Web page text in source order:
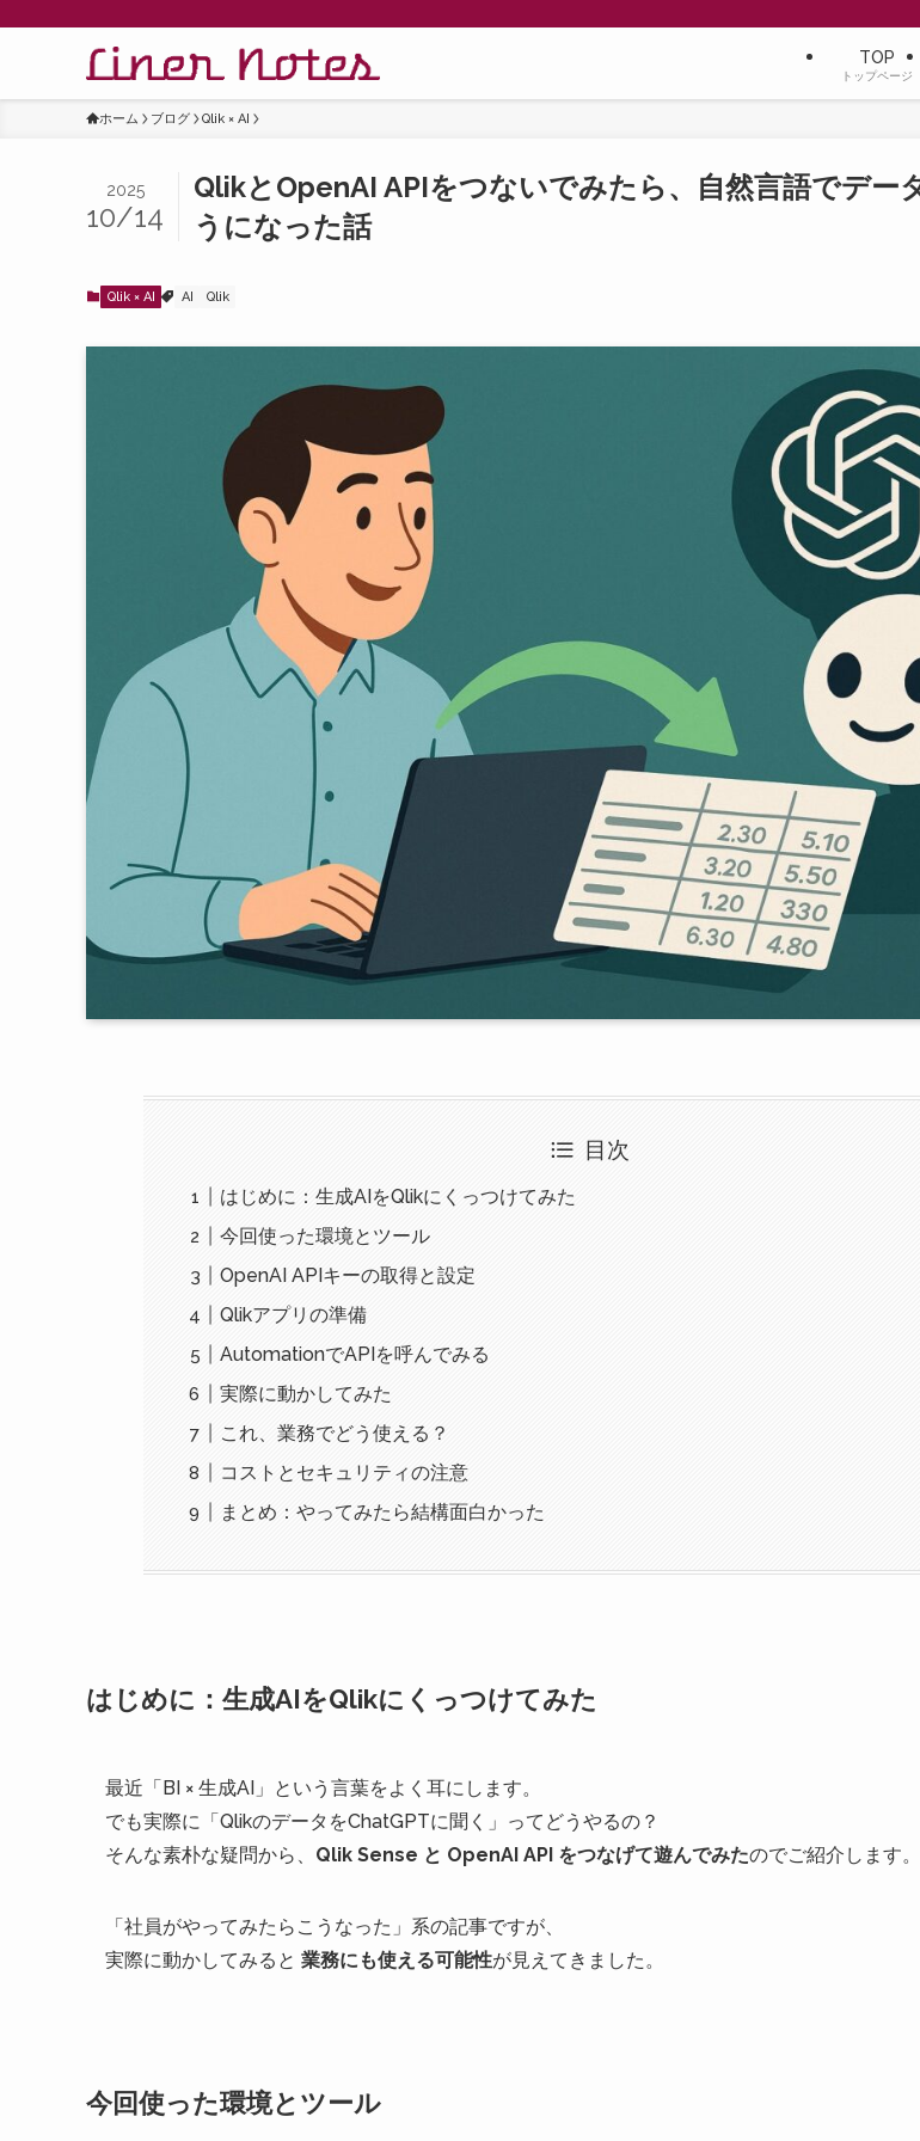
TOP
トップページ
ホーム ブログ Qlik × AI
QlikとOpenAI APIをつないでみたら、自然言語でデー
うになった話
2025
10/14
Qlik × AI AI Qlik
目次
はじめに：生成AIをQlikにくっつけてみた
今回使った環境とツール
OpenAI APIキーの取得と設定
Qlikアプリの準備
AutomationでAPIを呼んでみる
実際に動かしてみた
これ、業務でどう使える？
コストとセキュリティの注意
まとめ：やってみたら結構面白かった
はじめに：生成AIをQlikにくっつけてみた
最近「BI × 生成AI」という言葉をよく耳にします。
でも実際に「QlikのデータをChatGPTに聞く」ってどうやるの？
そんな素朴な疑問から、 Qlik Sense と OpenAI API をつなげて遊んでみたのでご紹介します。
「社員がやってみたらこうなった」系の記事ですが、
実際に動かしてみると 業務にも使える可能性が見えてきました。
今回使った環境とツール